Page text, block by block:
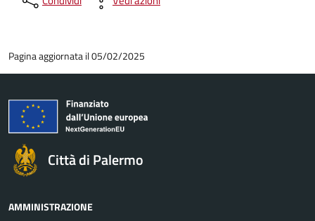
Pagina aggiornata il 05/02/2025
Città di Palermo
AMMINISTRAZIONE